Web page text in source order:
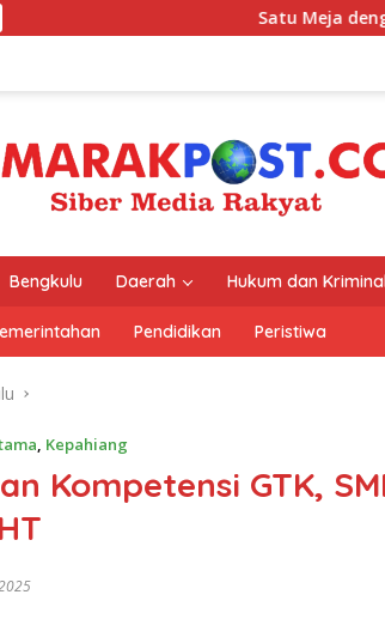
Satu Meja dengan Kajati,
Bengkulu Daerah Hukum dan Kriminal
Pendidikan Peristiwa
, Kepahiang
Kompetensi GTK,